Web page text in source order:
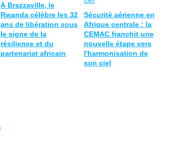
À Brazzaville, le
Rwanda célèbre les 32
ans de libération sous
le signe de la
résilience et du
partenariat africain
Sécurité aérienne en
Afrique centrale : la
CEMAC franchit une
nouvelle étape vers
l'harmonisation de
son ciel